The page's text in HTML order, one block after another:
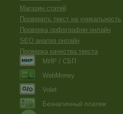
Магазин статей
Проверить текст на уникальность
Проверка орфографии онлайн
SEO анализ онлайн
Проверка качества текста
МИР / СБП
WebMoney
Volet
Безналичный платеж